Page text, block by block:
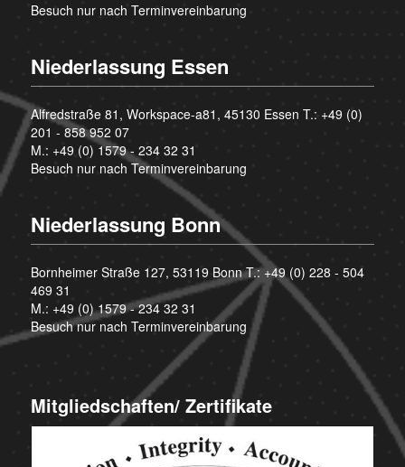
Besuch nur nach Terminvereinbarung
Niederlassung Essen
Alfredstraße 81, Workspace-a81, 45130 Essen T.: +49 (0)
201 - 858 952 07
M.: +49 (0) 1579 - 234 32 31
Besuch nur nach Terminvereinbarung
Niederlassung Bonn
Bornheimer Straße 127, 53119 Bonn T.:+49 (0) 228 - 504
469 31
M.: +49 (0) 1579 - 234 32 31
Besuch nur nach Terminvereinbarung
Mitgliedschaften/ Zertifikate